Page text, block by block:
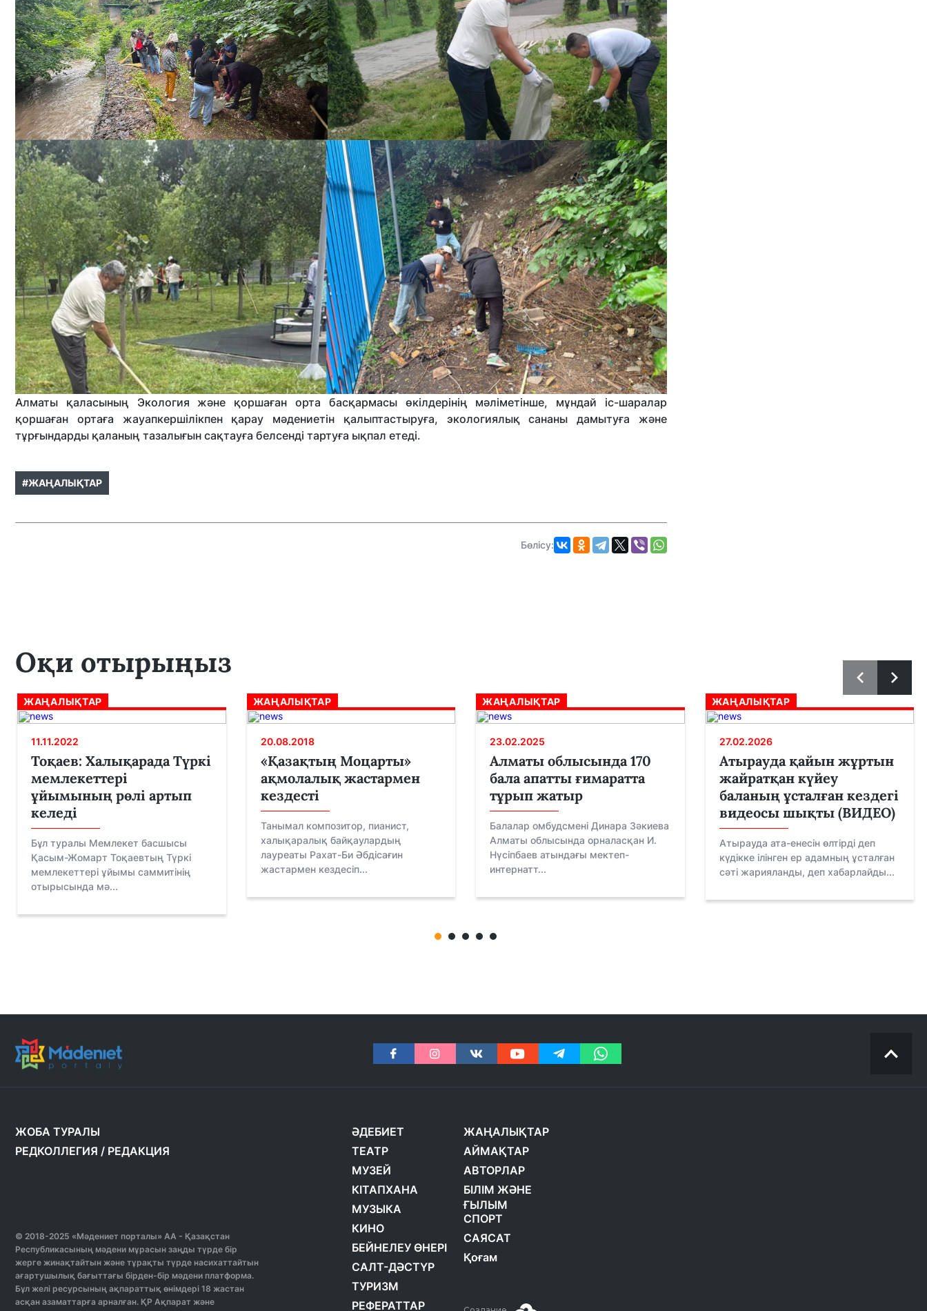
Алматы қаласының Экология және қоршаған орта басқармасы өкілдерінің мәліметінше, мұндай іс-шаралар
қоршаған ортаға жауапкершілікпен қарау мәдениетін қалыптастыруға, экологиялық сананы дамытуға және
тұрғындарды қаланың тазалығын сақтауға белсенді тартуға ықпал етеді.
#ЖАҢАЛЫҚТАР
Бөлісу:
Оқи отырыңыз
ЖАҢАЛЫҚТАР
11.11.2022
Тоқаев: Халықарада Түркі
мемлекеттері
ұйымының рөлі артып
келеді
Бұл туралы Мемлекет басшысы
Қасым-Жомарт Тоқаевтың Түркі
мемлекеттері ұйымы саммитінің
отырысында мә...
ЖАҢАЛЫҚТАР
20.08.2018
«Қазақтың Моцарты»
ақмолалық жастармен
кездесті
Танымал композитор, пианист,
халықаралық байқаулардың
лауреаты Рахат-Би Әбдісағин
жастармен кездесіп...
ЖАҢАЛЫҚТАР
23.02.2025
Алматы облысында 170
бала апатты ғимаратта
тұрып жатыр
Балалар омбудсмені Динара Зәкиева
Алматы облысында орналасқан И.
Нүсіпбаев атындағы мектеп-
интернатт...
ЖАҢАЛЫҚТАР
27.02.2026
Атырауда қайын жұртын
жайратқан күйеу
баланың ұсталған кездегі
видеосы шықты (ВИДЕО)
Атырауда ата-енесін өлтірді деп
күдікке ілінген ер адамның ұсталған
сәті жарияланды, деп хабарлайды...
ЖОБА ТУРАЛЫ
РЕДКОЛЛЕГИЯ / РЕДАКЦИЯ
© 2018-2025 «Мәдениет порталы» АА - Қазақстан
Республикасының мәдени мұрасын заңды түрде бір
жерге жинақтайтын және тұрақты түрде насихаттайтын
ағартушылық бағыттағы бірден-бір мәдени платформа.
Бұл желі ресурсының ақпараттық өнімдері 18 жастан
асқан азаматтарға арналған. ҚР Ақпарат және
ӘДЕБИЕТ
ТЕАТР
МУЗЕЙ
КІТАПХАНА
МУЗЫКА
КИНО
БЕЙНЕЛЕУ ӨНЕРІ
САЛТ-ДӘСТҮР
ТУРИЗМ
РЕФЕРАТТАР
ЖАҢАЛЫҚТАР
АЙМАҚТАР
АВТОРЛАР
БІЛІМ ЖӘНЕ
ҒЫЛЫМ
СПОРТ
САЯСАТ
Қоғам